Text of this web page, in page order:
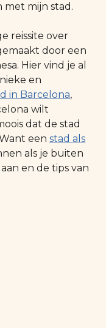
met mijn stad.
reissite over
door een
Hier vind je al
en
in Barcelona,
wilt
dat de stad
een stad als
als je buiten
en de tips van